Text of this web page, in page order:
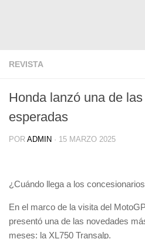
REVISTA
Honda lanzó una de
esperadas
POR ADMIN · 15 MARZO 2025
¿Cuándo llega a los
En el marco de la visita del
presentó una de las novedades
meses: la XL750 Transalp.